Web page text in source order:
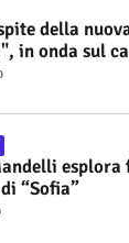
della
in onda sul
“Sofia”